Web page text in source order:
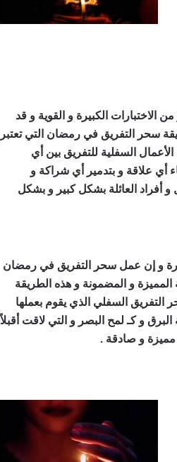
الاختبارات الكبيرة و القوية و قد
سحر التفريق في رمضان التي تعتبر
السفلية للتفريق بين أي
أي علاقة و بتدمير أي شراكة و
أفراد العائلة بشكل كبير و بشكل
و إن عمل سحر التفريق في رمضان
و المضمونة و هذه الطريقة
السفلي الذي يقوم بعملها
و كـ لمح البصر و التي لاقت أقبلاً
و صادقة .